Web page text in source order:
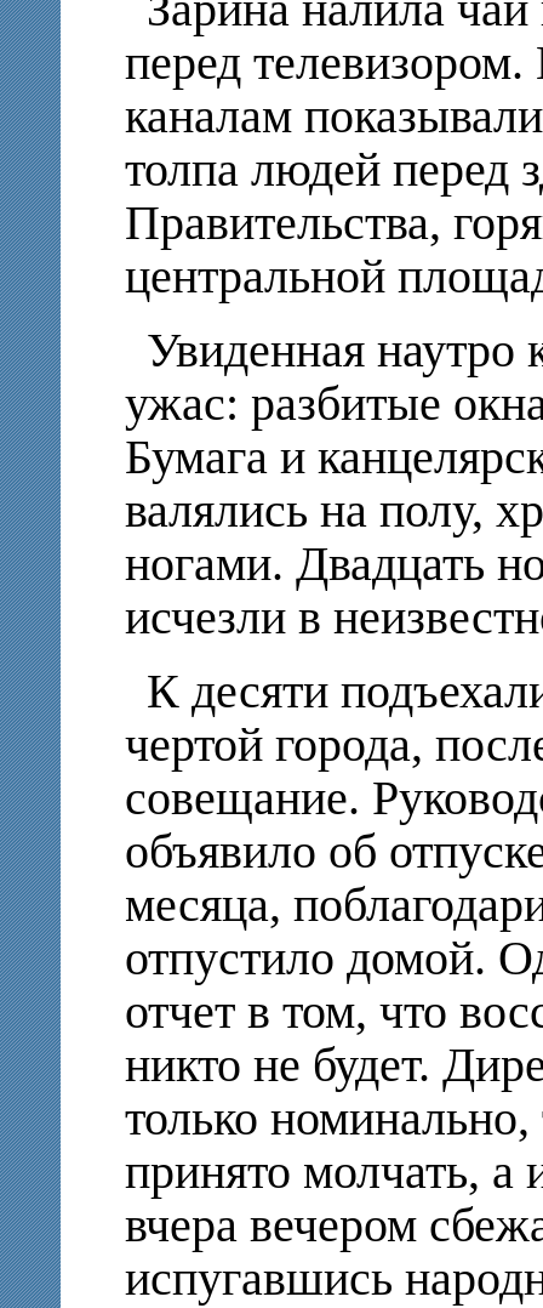
перед
каналам
толпа людей перед
Правительства,
центральной
Увиденная наутро
ужас: разбитые
Бумага и
валялись на полу,
ногами. Двадцать
исчезли в
К десяти
чертой города,
совещание.
объявило об
месяца,
отпустило домой.
отчет в том, что
никто не будет.
только
принято молчать, а
вчера вечером
испугавшись